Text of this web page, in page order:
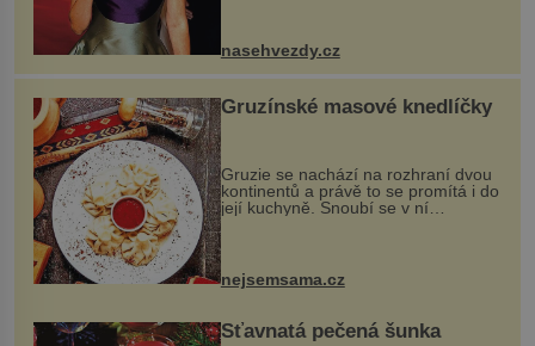
nasehvezdy.cz
Gruzínské masové knedlíčky
Gruzie se nachází na rozhraní dvou
kontinentů a právě to se promítá i do
její kuchyně. Snoubí se v ní
evropské a asijské chutě a díky tomu
vznikají rozmanité a chuťově bohaté
pokrmy, které rozhodně st...
nejsemsama.cz
Šťavnatá pečená šunka